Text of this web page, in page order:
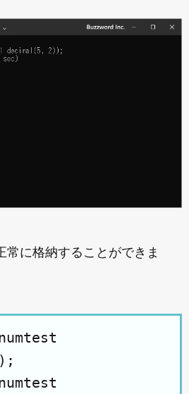
常に格納することができま